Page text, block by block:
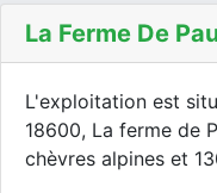
La Ferme De
L'exploitation est
18600, La ferme de
chèvres alpines et